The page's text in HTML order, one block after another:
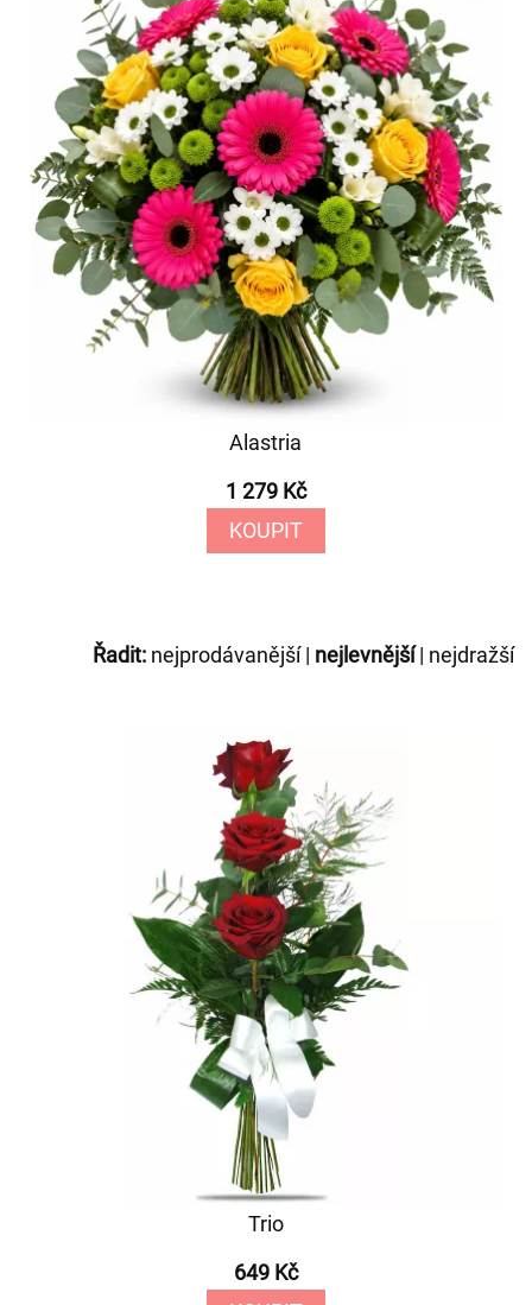
Alastria
1 279 Kč
KOUPIT
Řadit: nejprodávanější| nejlevnější| nejdražší
Trio
649 Kč